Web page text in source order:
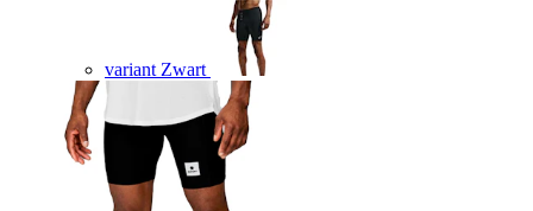
variant Zwart